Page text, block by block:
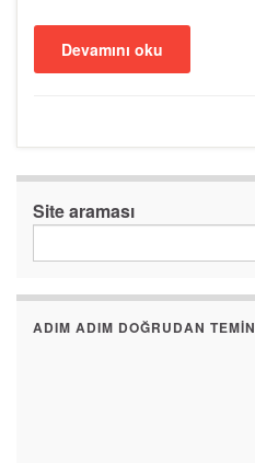
Devamını oku
Site araması
ADIM ADIM DOĞRUDAN TEMIN